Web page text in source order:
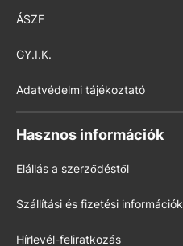
ÁSZF
GY.I.K.
Adatvédelmi tájékoztató
Hasznos információk
Elállás a szerződéstől
Szállítási és fizetési információk
Hírlevél-feliratkozás